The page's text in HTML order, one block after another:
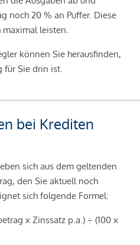
noch 20 % an Puffer. Diese
maximal leisten.
können Sie herausfinden,
für Sie drin ist.
bei Krediten
sich aus dem geltenden
den Sie aktuell noch
sich folgende Formel:
x Zinssatz p.a.) ÷ (100 x